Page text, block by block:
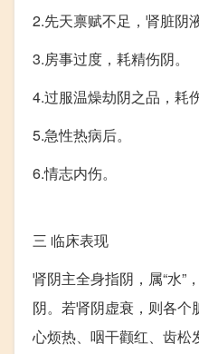
2.先天禀赋不足，肾脏阴
3.房事过度，耗精伤阴。
4.过服温燥劫阴之品，耗
5.急性热病后。
6.情志内伤。
三 临床表现
肾阴主全身指阴，属“水”
阴。若肾阴虚衰，则各
心烦热、咽干颧红、齿松